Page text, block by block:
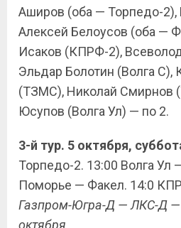
Аширов (оба — Торпедо-2),
Алексей Белоусов (оба —
Исаков (КПРФ-2),
Эльдар Болотин (Волга
(ТЗМС), Николай Смирнов
Юсупов (Волга Ул) — по 2.
3-й тур. 5 октября,
Торпедо-2. 13:00 Волга Ул
Поморье — Факел. 14:0
Газпром-Югра-Д — ЛКС-Д —
октября.